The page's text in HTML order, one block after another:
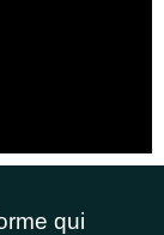
qui